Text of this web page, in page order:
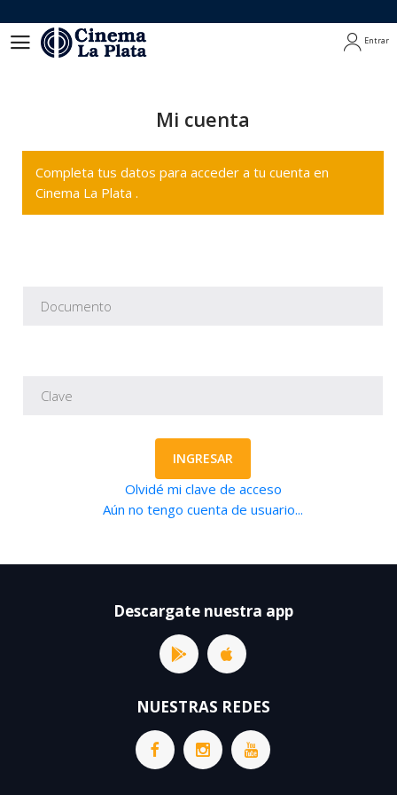
Entrar
Mi cuenta
Completa tus datos para acceder a tu cuenta en
Cinema La Plata .
INGRESAR
Olvidé mi clave de acceso
Aún no tengo cuenta de usuario...
Descargate nuestra app
NUESTRAS REDES